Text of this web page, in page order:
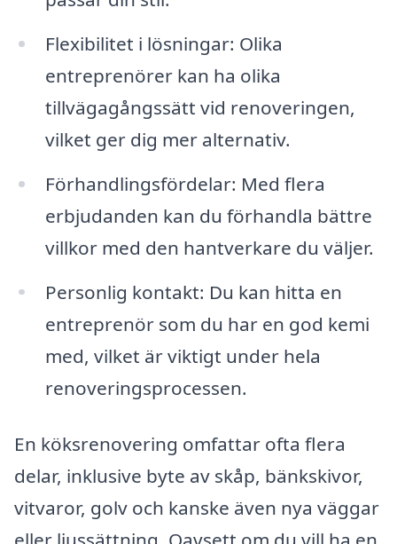
Flexibilitet i lösningar: Olika
entreprenörer kan ha olika
tillvägagångssätt vid renoveringen,
vilket ger dig mer alternativ.
Förhandlingsfördelar: Med flera
erbjudanden kan du förhandla bättre
villkor med den hantverkare du väljer.
Personlig kontakt: Du kan hitta en
entreprenör som du har en god kemi
med, vilket är viktigt under hela
renoveringsprocessen.
En köksrenovering omfattar ofta flera
delar, inklusive byte av skåp, bänkskivor,
vitvaror, golv och kanske även nya väggar